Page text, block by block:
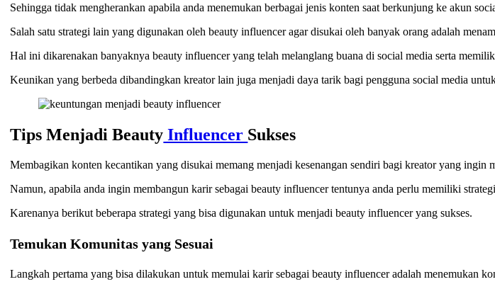
Sehingga tidak mengherankan apabila anda menemukan berbagai jenis konten saat berkunjung ke akun
Salah satu strategi lain yang digunakan oleh beauty influencer agar disukai oleh banyak orang adalah
Hal ini dikarenakan banyaknya beauty influencer yang telah melanglang buana di social media serta
Keunikan yang berbeda dibandingkan kreator lain juga menjadi daya tarik bagi pengguna social media
Tips Menjadi Beauty Influencer Sukses
Membagikan konten kecantikan yang disukai memang menjadi kesenangan sendiri bagi kreator yang ingin
Namun, apabila anda ingin membangun karir sebagai beauty influencer tentunya anda perlu memiliki
Karenanya berikut beberapa strategi yang bisa digunakan untuk menjadi beauty influencer yang sukses.
Temukan Komunitas yang Sesuai
Langkah pertama yang bisa dilakukan untuk memulai karir sebagai beauty influencer adalah menemukan